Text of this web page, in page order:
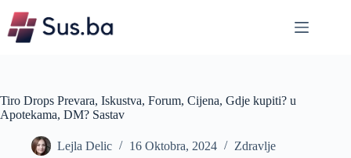
content
Tiro Drops Prevara, Iskustva, Forum, Cijena, Gdje kupiti? u
Apotekama, DM? Sastav
Lejla Delic 16 Oktobra, 2024 Zdravlje